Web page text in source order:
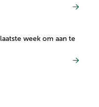
week om aan te